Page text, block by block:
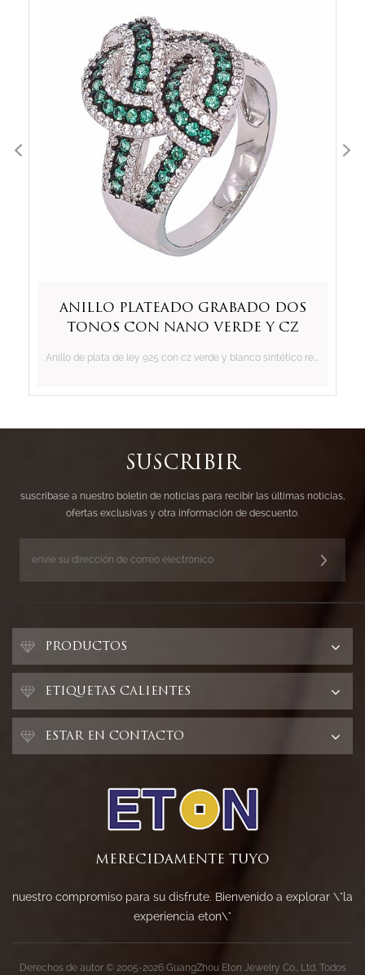
anillo plateado grabado dos
tonos con nano verde y cz
SUSCRIBIR
suscríbase a nuestro boletín de noticias para recibir las últimas noticias,
ofertas exclusivas y otra información de descuento.
PRODUCTOS
ETIQUETAS CALIENTES
ESTAR EN CONTACTO
MERECIDAMENTE TUYO
nuestro compromiso para su disfrute. Bienvenido a explorar \"la
experiencia eton\"
Derechos de autor © 2005-2026 GuangZhou Eton Jewelry Co., Ltd. Todos